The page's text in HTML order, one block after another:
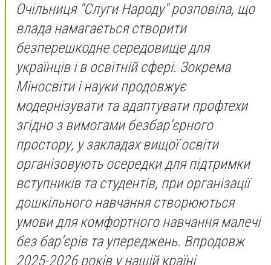
Очільниця "Слуги Народу" розповіла, що
влада намагається створити
безперешкодне середовище для
українців і в освітній сфері. Зокрема
Міносвіти і науки продовжує
модернізувати та адаптувати профтехи
згідно з вимогами безбарʼєрного
простору, у закладах вищої освіти
організовують осередки для підтримки
вступників та студентів, при організації
дошкільного навчання створюються
умови для комфортного навчання малечі
без бар’єрів та упереджень. Впродовж
2025-2026 років у нашій країні